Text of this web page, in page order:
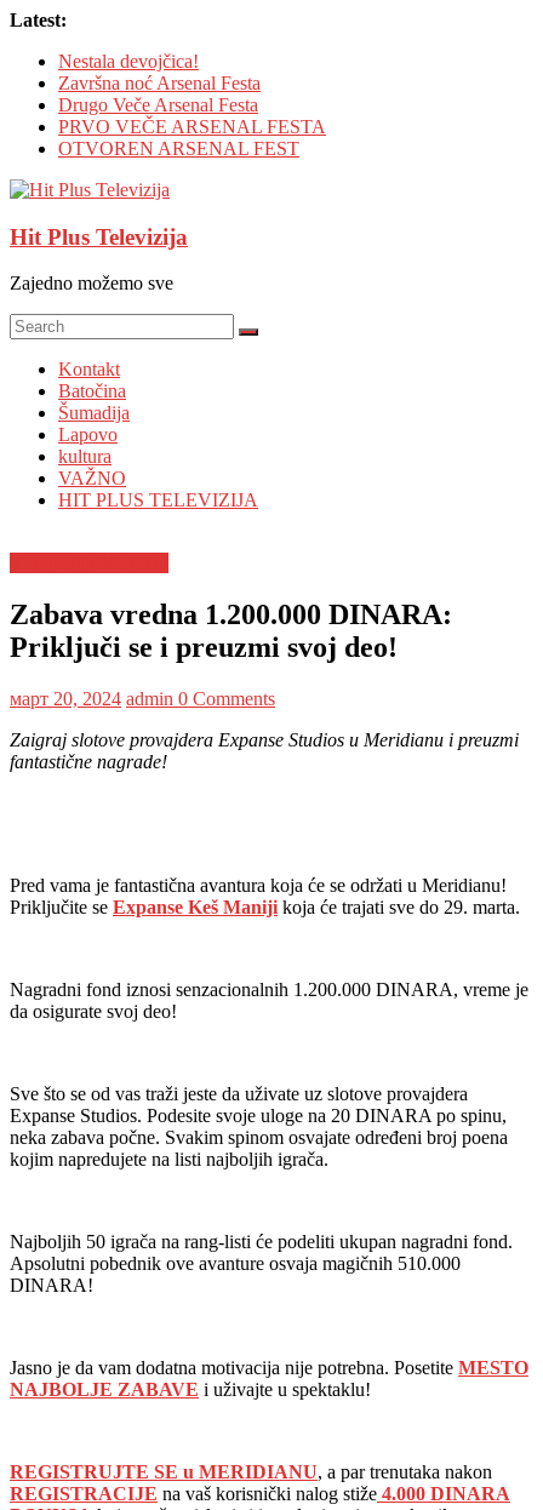
Skip
content
Latest:
Nestala devojčica!
Završna noć Arsenal Festa
Drugo Veče Arsenal Festa
PRVO VEČE ARSENAL FESTA
OTVOREN ARSENAL FEST
Hit Plus Televizija
Zajedno možemo sve
Kontakt
Batočina
Šumadija
Lapovo
kultura
VAŽNO
HIT PLUS TELEVIZIJA
Zabava vredna 1.200.000 DINARA:
Priključi se i preuzmi svoj deo!
март 20, 2024 admin 0 Comments
Zaigraj slotove provajdera Expanse Studios u Meridianu i preuzmi
fantastične nagrade!
Pred vama je fantastična avantura koja će se održati u Meridianu!
Priključite se Expanse Keš Maniji koja će trajati sve do 29. marta.
Nagradni fond iznosi senzacionalnih 1.200.000 DINARA, vreme je
da osigurate svoj deo!
Sve što se od vas traži jeste da uživate uz slotove provajdera
Expanse Studios. Podesite svoje uloge na 20 DINARA po spinu,
neka zabava počne. Svakim spinom osvajate određeni broj poena
kojim napredujete na listi najboljih igrača.
Najboljih 50 igrača na rang-listi će podeliti ukupan nagradni fond.
Apsolutni pobednik ove avanture osvaja magičnih 510.000
DINARA!
Jasno je da vam dodatna motivacija nije potrebna. Posetite MESTO
NAJBOLJE ZABAVE i uživajte u spektaklu!
REGISTRUJTE SE u MERIDIANU, a par trenutaka nakon
REGISTRACIJE na vaš korisnički nalog stiže 4.000 DINARA